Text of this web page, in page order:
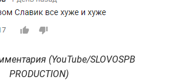
(YouTube/SLOVOSPB
PRODUCTION)